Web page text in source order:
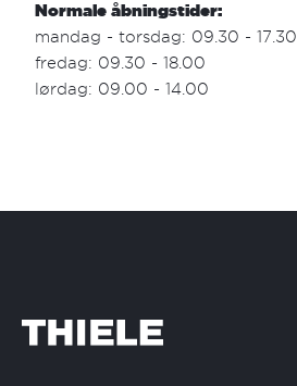
Normale åbningstider:
mandag - torsdag: 09.30 - 17.30
fredag: 09.30 - 18.00
lørdag: 09.00 - 14.00